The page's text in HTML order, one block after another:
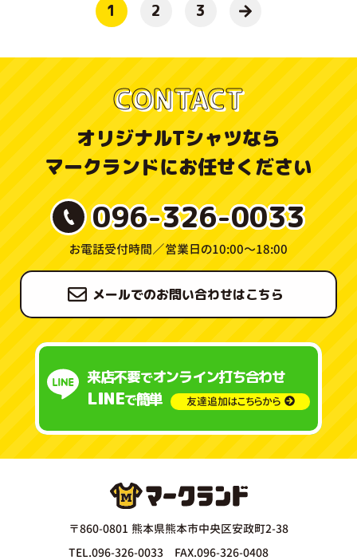
1 2 3
CONTACT
オリジナルTシャツなら
マークランドにお任せください
096-326-0033
お電話受付時間／営業日の10:00〜18:00
メールでのお問い合わせはこちら
来店不要でオンライン打ち合わせ
LINEで簡単 友達追加はこちらから
〒860-0801 熊本県熊本市中央区安政町2-38
TEL.096-326-0033 FAX.096-326-0408